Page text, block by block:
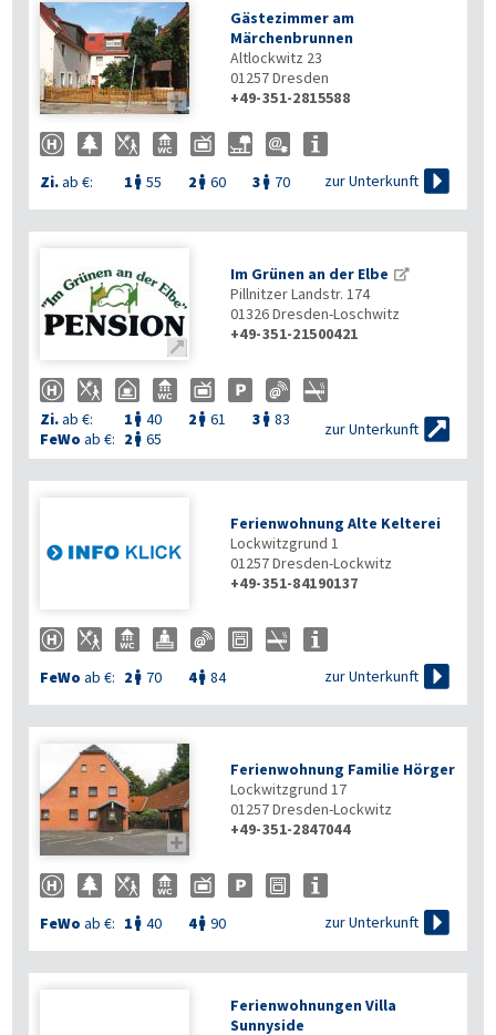

Gästezimmer am
Märchenbrunnen
Altlockwitz 23
01257Dresden
+49-351-2815588
Zi.ab €: 1  55 2  60 3  70 zur Unterkunft 

Im Grünen an der Elbe
Pillnitzer Landstr. 174
01326Dresden-Loschwitz
+49-351-21500421
Zi.ab €: 1  40 2  61 3  83
FeWo ab €: 2  65
zur Unterkunft 
Ferienwohnung Alte Kelterei
Lockwitzgrund 1
01257Dresden-Lockwitz
+49-351-84190137
FeWo ab €: 2  70 4 84 zur Unterkunft 

Ferienwohnung Familie Hörger
Lockwitzgrund 17
01257Dresden-Lockwitz
+49-351-2847044
FeWo ab €: 1  40 4 90 zur Unterkunft 
Ferienwohnungen Villa
Sunnyside